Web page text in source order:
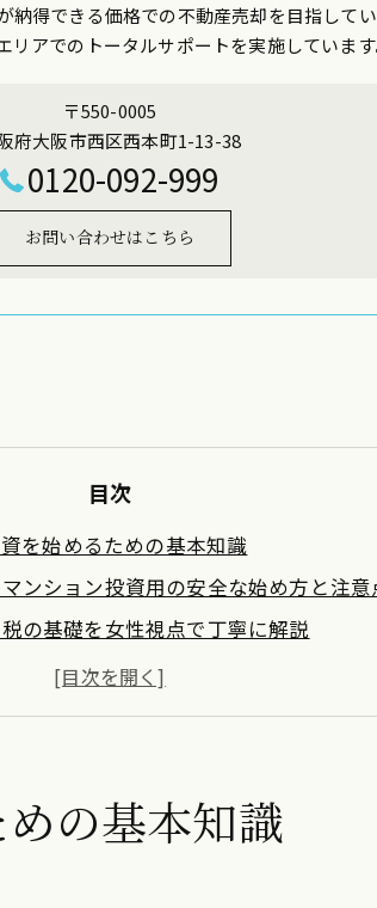
納得できる価格での不動産売却を目指して
リアでのトータルサポートを実施していま
〒550-0005
府大阪市西区西本町1-13-38
0120-092-999
お問い合わせはこちら
目次
を始めるための基本知識
ンション投資用の安全な始め方と注意
の基礎を女性視点で丁寧に解説
が知っておくべきリスクと対策法
安心できる安全な選び方のコツ
資ブログで学ぶ運用の始め方
ョン売却時の譲渡税ポイント
の基本知識